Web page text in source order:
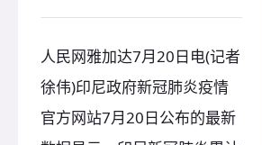
人民网雅加达7月20日电(记者
徐伟)印尼政府新冠肺炎疫情
官方网站7月20日公布的最新